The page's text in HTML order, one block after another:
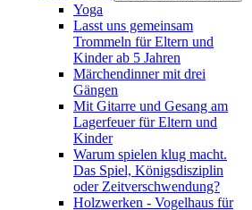
Yoga
Lasst uns gemeinsam
Trommeln für Eltern und
Kinder ab 5 Jahren
Märchendinner mit drei
Gängen
Mit Gitarre und Gesang am
Lagerfeuer für Eltern und
Kinder
Warum spielen klug macht.
Das Spiel, Königsdisziplin
oder Zeitverschwendung?
Holzwerken - Vogelhaus für